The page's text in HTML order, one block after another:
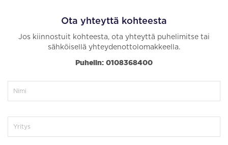
Ota yhteyttä kohteesta
Jos kiinnostuit kohteesta, ota yhteyttä puhelimitse tai
sähköisellä yhteydenottolomakkeella.
Puhelin: 0108368400